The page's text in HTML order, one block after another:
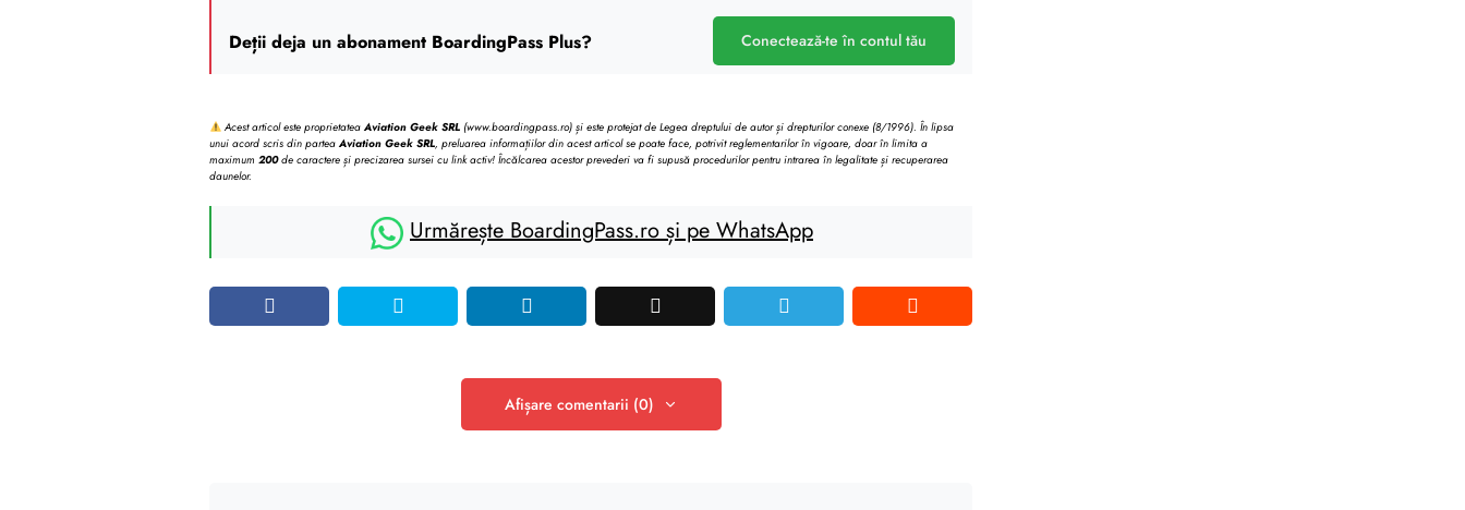
Deții deja un abonament BoardingPass Plus? Conectează-te în contul tău
Acest articol este proprietateaAviation Geek SRL (www.boardingpass.ro) și este protejat de Legea dreptului de autor și drepturilor conexe (8/1996). În lipsa
unui acord scris din partea Aviation Geek SRL, preluarea informațiilor din acest articol se poate face, potrivit reglementarilor în vigoare, doar în limita a
maximum 200de caractere și precizarea sursei cu link activ! Încălcarea acestor prevederi va fi supusă procedurilor pentru intrarea în legalitate și recuperarea
daunelor.
Urmărește BoardingPass.ro și pe WhatsApp
Afișare comentarii (0)